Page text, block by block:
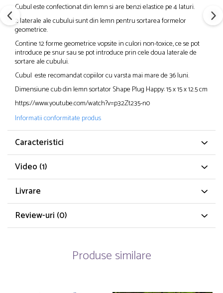
Cubul este confectionat din lemn si are benzi elastice pe 4 laturi.
2 laterale ale cubului sunt din lemn pentru sortarea formelor
geometrice.
Contine 12 forme geometrice vopsite in culori non-toxice, ce se pot
introduce pe snur sau se pot introduce prin cele doua laterale de
sortare ale cubului.
Cubul este recomandat copiilor cu varsta mai mare de 36 luni.
Dimensiune cub din lemn sortator Shape Plug Happy: 15 x 15 x 12.5 cm
https://www.youtube.com/watch?v=p32Zt235-n0
Informatii conformitate produs
Caracteristici
Video (1)
Livrare
Review-uri (0)
Produse similare